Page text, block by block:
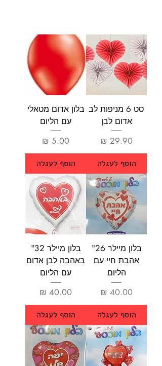
סט 6 מניפות לב
אדום לבן
מחיר
הוסף לעגלה
בלון אדום מטאלי
עם הליום
מחיר
הוסף לעגלה
בלון מיילר 26"
אהבת חיי עם
הליום
מחיר
הוסף לעגלה
בלון מיילר 32"
באהבה לבן אדום
עם הליום
מחיר
הוסף לעגלה